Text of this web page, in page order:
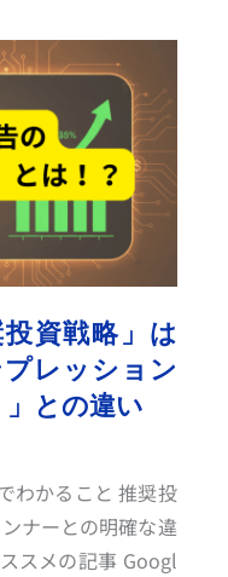
資戦略」は
レッション
との違い
わかること 推奨投
ナーとの明確な違
スメの記事 Googl